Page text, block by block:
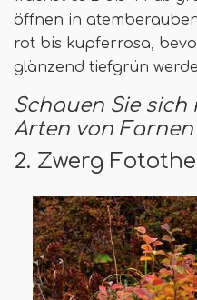
öffnen in
rot bis kupferrosa,
glänzend tiefgrün
Schauen Sie
Arten von
2. Zwerg